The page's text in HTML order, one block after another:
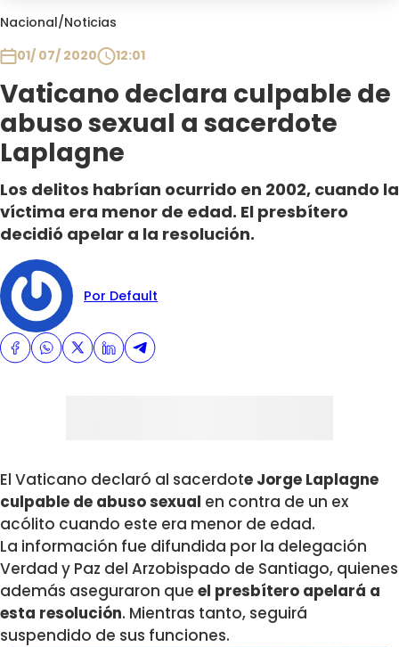
Nacional/Noticias
01/ 07/ 2020
12:01
Vaticano declara culpable de
abuso sexual a sacerdote
Laplagne
Los delitos habrían ocurrido en 2002, cuando la
víctima era menor de edad. El presbítero
decidió apelar a la resolución.
Por Default
El Vaticano declaró al sacerdote Jorge Laplagne
culpable de abuso sexual en contra de un ex
acólito cuando este era menor de edad.
La información fue difundida por la delegación
Verdad y Paz del Arzobispado de Santiago, quienes
además aseguraron que el presbítero apelará a
esta resolución. Mientras tanto, seguirá
suspendido de sus funciones.
Club De La Comedia
Plan Perfecto
El Tiempo
Sabingo
Todos Los Programas